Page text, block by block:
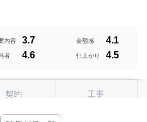
内容 3.7 金額感 4.1
者 4.6 仕上がり 4.5
契約 工事